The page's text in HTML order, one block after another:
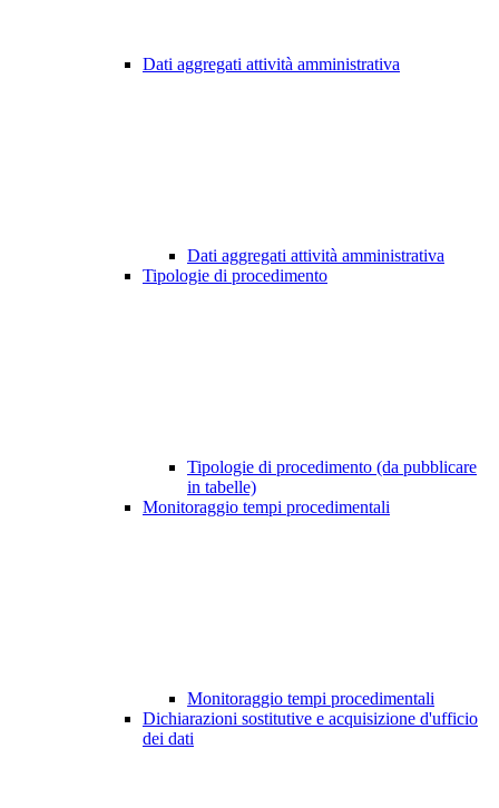
Dati aggregati attività amministrativa
Dati aggregati attività amministrativa
Tipologie di procedimento
Tipologie di procedimento (da pubblicare
in tabelle)
Monitoraggio tempi procedimentali
Monitoraggio tempi procedimentali
Dichiarazioni sostitutive e acquisizione d'ufficio
dei dati